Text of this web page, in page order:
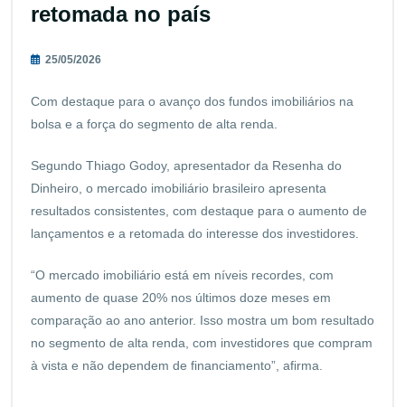
retomada no país
25/05/2026
Com destaque para o avanço dos fundos imobiliários na
bolsa e a força do segmento de alta renda.
Segundo Thiago Godoy, apresentador da Resenha do
Dinheiro, o mercado imobiliário brasileiro apresenta
resultados consistentes, com destaque para o aumento de
lançamentos e a retomada do interesse dos investidores.
“O mercado imobiliário está em níveis recordes, com
aumento de quase 20% nos últimos doze meses em
comparação ao ano anterior. Isso mostra um bom resultado
no segmento de alta renda, com investidores que compram
à vista e não dependem de financiamento”, afirma.